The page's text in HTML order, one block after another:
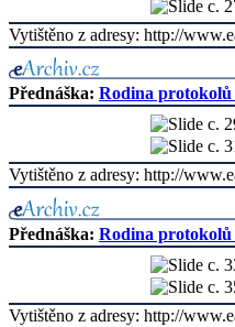
Vytištěno z adresy: http://
Přednáška: Rodina protokolů
Vytištěno z adresy: http://
Přednáška: Rodina protokolů
Vytištěno z adresy: http://